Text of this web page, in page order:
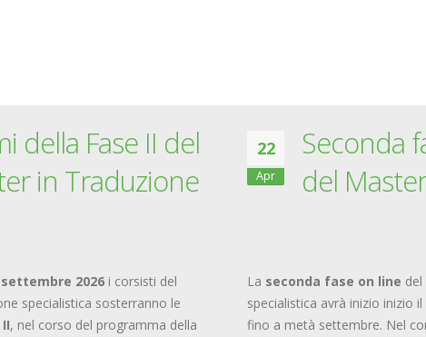
della Fase II del
in Traduzione
settembre 2026 i corsisti del
specialistica sosterranno le
, nel corso del programma della
22
Apr
Seconda
del Master
La seconda fase on line
specialistica avrà inizio inizio il
fino a metà settembre. Nel